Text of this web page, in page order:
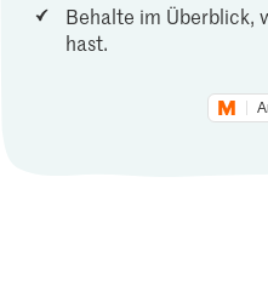
Behalte im Überblick,
hast.